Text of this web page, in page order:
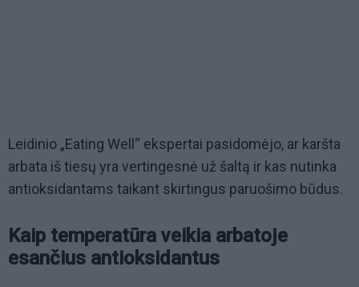
Leidinio „Eating Well“ ekspertai pasidomėjo, ar karšta
arbata iš tiesų yra vertingesnė už šaltą ir kas nutinka
antioksidantams taikant skirtingus paruošimo būdus.
Kaip temperatūra veikia arbatoje
esančius antioksidantus